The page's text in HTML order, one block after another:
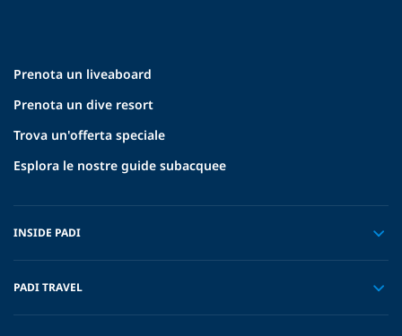
Prenota un liveaboard
Prenota un dive resort
Trova un'offerta speciale
Esplora le nostre guide subacquee
INSIDE PADI
PADI TRAVEL